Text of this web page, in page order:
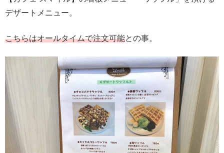
デザートメニュー。
こちらはオールタイムで注文可能との事。